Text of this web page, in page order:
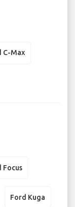
C-Max
Focus
Ford Kuga